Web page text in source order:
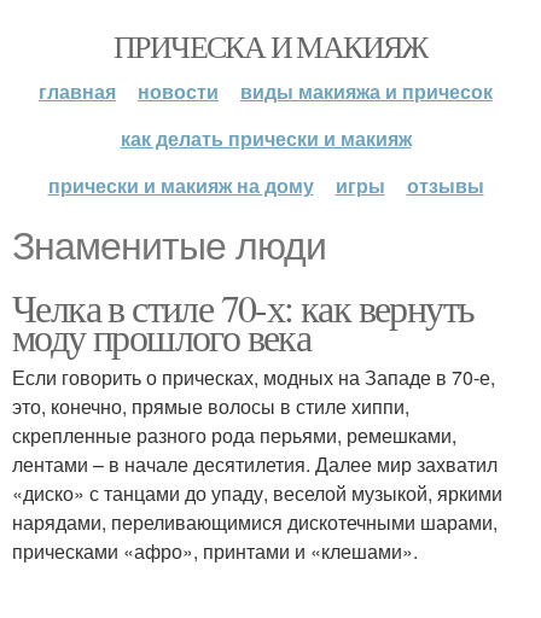
ПРИЧЕСКА И МАКИЯЖ
главная новости
виды макияжа и причесок
как делать прически и макияж
прически и макияж на дому
игры отзывы
Знаменитые люди
Челка в стиле 70-х: как вернуть
моду прошлого века
Если говорить о прическах, модных на Западе в 70-е,
это, конечно, прямые волосы в стиле хиппи,
скрепленные разного рода перьями, ремешками,
лентами – в начале десятилетия. Далее мир захватил
«диско» с танцами до упаду, веселой музыкой, яркими
нарядами, переливающимися дискотечными шарами,
прическами «афро», принтами и «клешами».